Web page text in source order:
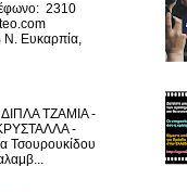
2310
Ν. Ευκαρπία,
ΤΖΑΜΙΑ -
-
Τσουρουκίδου